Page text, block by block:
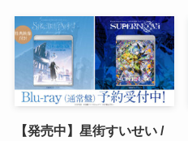
【発売中】星街すいせい /